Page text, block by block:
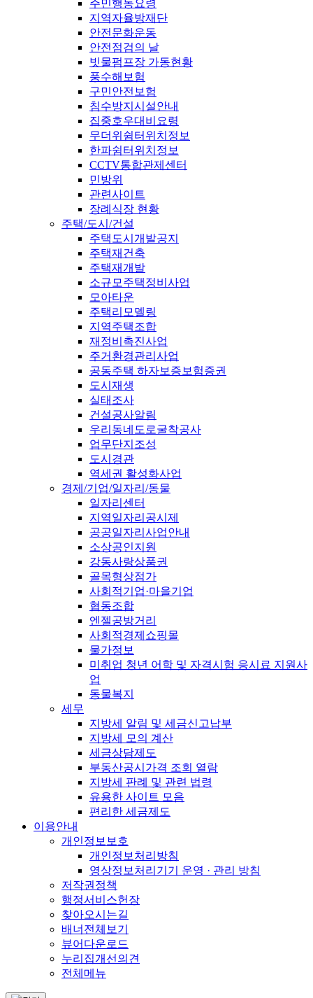
주민행동요령
지역자율방재단
안전문화운동
안전점검의 날
빗물펌프장 가동현황
풍수해보험
구민안전보험
침수방지시설안내
집중호우대비요령
무더위쉼터위치정보
한파쉼터위치정보
CCTV통합관제센터
민방위
관련사이트
장례식장 현황
주택/도시/건설
주택도시개발공지
주택재건축
주택재개발
소규모주택정비사업
모아타운
주택리모델링
지역주택조합
재정비촉진사업
주거환경관리사업
공동주택 하자보증보험증권
도시재생
실태조사
건설공사알림
우리동네도로굴착공사
업무단지조성
도시경관
역세권 활성화사업
경제/기업/일자리/동물
일자리센터
지역일자리공시제
공공일자리사업안내
소상공인지원
강동사랑상품권
골목형상점가
사회적기업·마을기업
협동조합
엔젤공방거리
사회적경제쇼핑몰
물가정보
미취업 청년 어학 및 자격시험 응시료 지원사
업
동물복지
세무
지방세 알림 및 세금신고납부
지방세 모의 계산
세금상담제도
부동산공시가격 조회 열람
지방세 판례 및 관련 법령
유용한 사이트 모음
편리한 세금제도
이용안내
개인정보보호
개인정보처리방침
영상정보처리기기 운영 · 관리 방침
저작권정책
행정서비스헌장
찾아오시는길
배너전체보기
뷰어다운로드
누리집개선의견
전체메뉴